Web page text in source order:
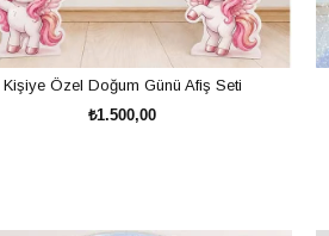
Kişiye Özel Doğum Günü Afiş Seti
₺1.500,00